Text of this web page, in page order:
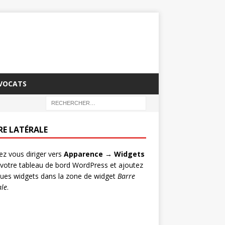
LATÉRALE
vous diriger vers Apparence → Widgets
tableau de bord WordPress et ajoutez
widgets dans la zone de widget Barre
.